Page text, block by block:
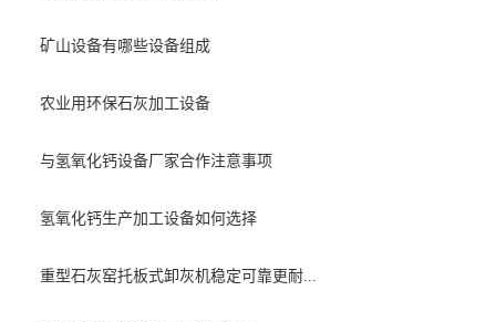
矿山设备有哪些设备组成
农业用环保石灰加工设备
与氢氧化钙设备厂家合作注意事项
氢氧化钙生产加工设备如何选择
重型石灰窑托板式卸灰机稳定可靠更耐...